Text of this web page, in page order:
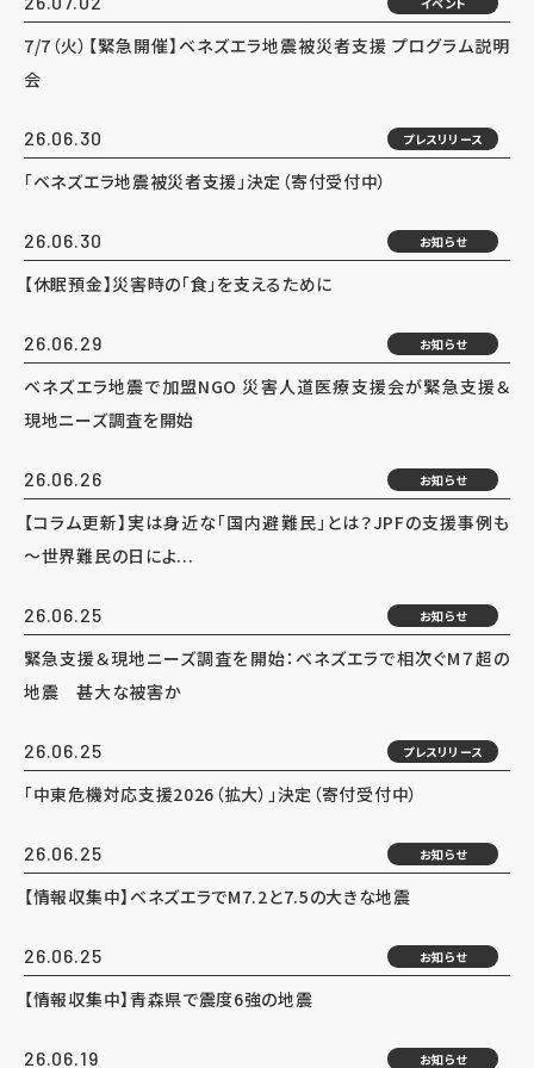
7/7（火）【緊急開催】ベネズエラ地震被災者支援 プログラム説明
会
26.06.30 プレスリリース
「ベネズエラ地震被災者支援」決定（寄付受付中）
26.06.30 お知らせ
【休眠預金】災害時の「食」を支えるために
26.06.29 お知らせ
ベネズエラ地震で加盟NGO 災害人道医療支援会が緊急支援＆
現地ニーズ調査を開始
26.06.26 お知らせ
【コラム更新】実は身近な「国内避難民」とは？JPFの支援事例も
～世界難民の日によ...
26.06.25 お知らせ
緊急支援＆現地ニーズ調査を開始：ベネズエラで相次ぐM７超の
地震 甚大な被害か
26.06.25 プレスリリース
「中東危機対応支援2026（拡大）」決定（寄付受付中）
26.06.25 お知らせ
【情報収集中】ベネズエラでM7.2と7.5の大きな地震
26.06.25 お知らせ
【情報収集中】青森県で震度6強の地震
26.06.19 お知らせ